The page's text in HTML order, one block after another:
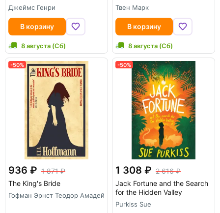
Джеймс Генри
В корзину
8 августа (Сб)
Твен Марк
В корзину
8 августа (Сб)
-50%
936
1 871
The King's Bride
Гофман Эрнст Теодор Амадей
-50%
1 308
2 616
Jack Fortune and the Search
for the Hidden Valley
Purkiss Sue